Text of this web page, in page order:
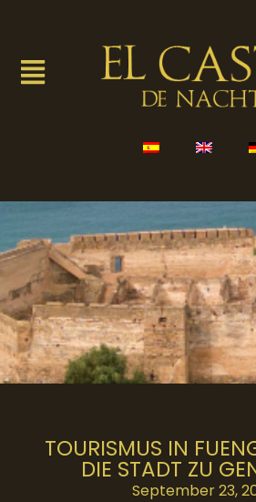
TOURISMUS IN
DIE STADT ZU
September 23,